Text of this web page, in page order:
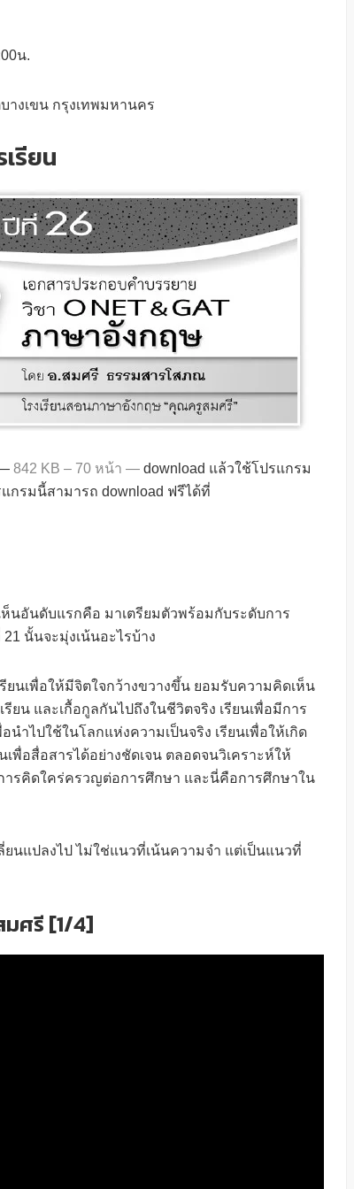
น.
างเขน กรุงเทพมหานคร
รียน
842 KB – 70 หน้า — download แล้วใช้โปรแกรม
กรมนี้สามารถ download ฟรีได้ที่
นอันดับแรกคือ มาเตรียมตัวพร้อมกับระดับการ
นั้นจะมุ่งเน้นอะไรบ้าง
นเพื่อให้มีจิตใจกว้างขวางขึ้น ยอมรับความคิดเห็น
ยน และเกื้อกูลกันไปถึงในชีวิตจริง เรียนเพื่อมีการ
ำไปใช้ในโลกแห่งความเป็นจริง เรียนเพื่อให้เกิด
พื่อสื่อสารได้อย่างชัดเจน ตลอดจนวิเคราะห์ให้
ารคิดใคร่ครวญต่อการศึกษา และนี่คือการศึกษาใน
นแปลงไป ไม่ใช่แนวที่เน้นความจำ แต่เป็นแนวที่
ศรี [1/4]